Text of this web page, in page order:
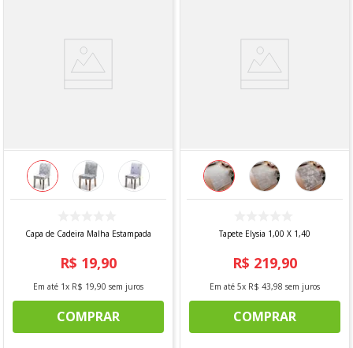
Capa de Cadeira Malha Estampada
R$ 19,90
Em até 1x R$ 19,90 sem juros
COMPRAR
Tapete Elysia 1,00 X 1,40
R$ 219,90
Em até 5x R$ 43,98 sem juros
COMPRAR